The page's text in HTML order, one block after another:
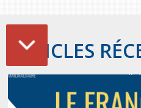
ARTICLES